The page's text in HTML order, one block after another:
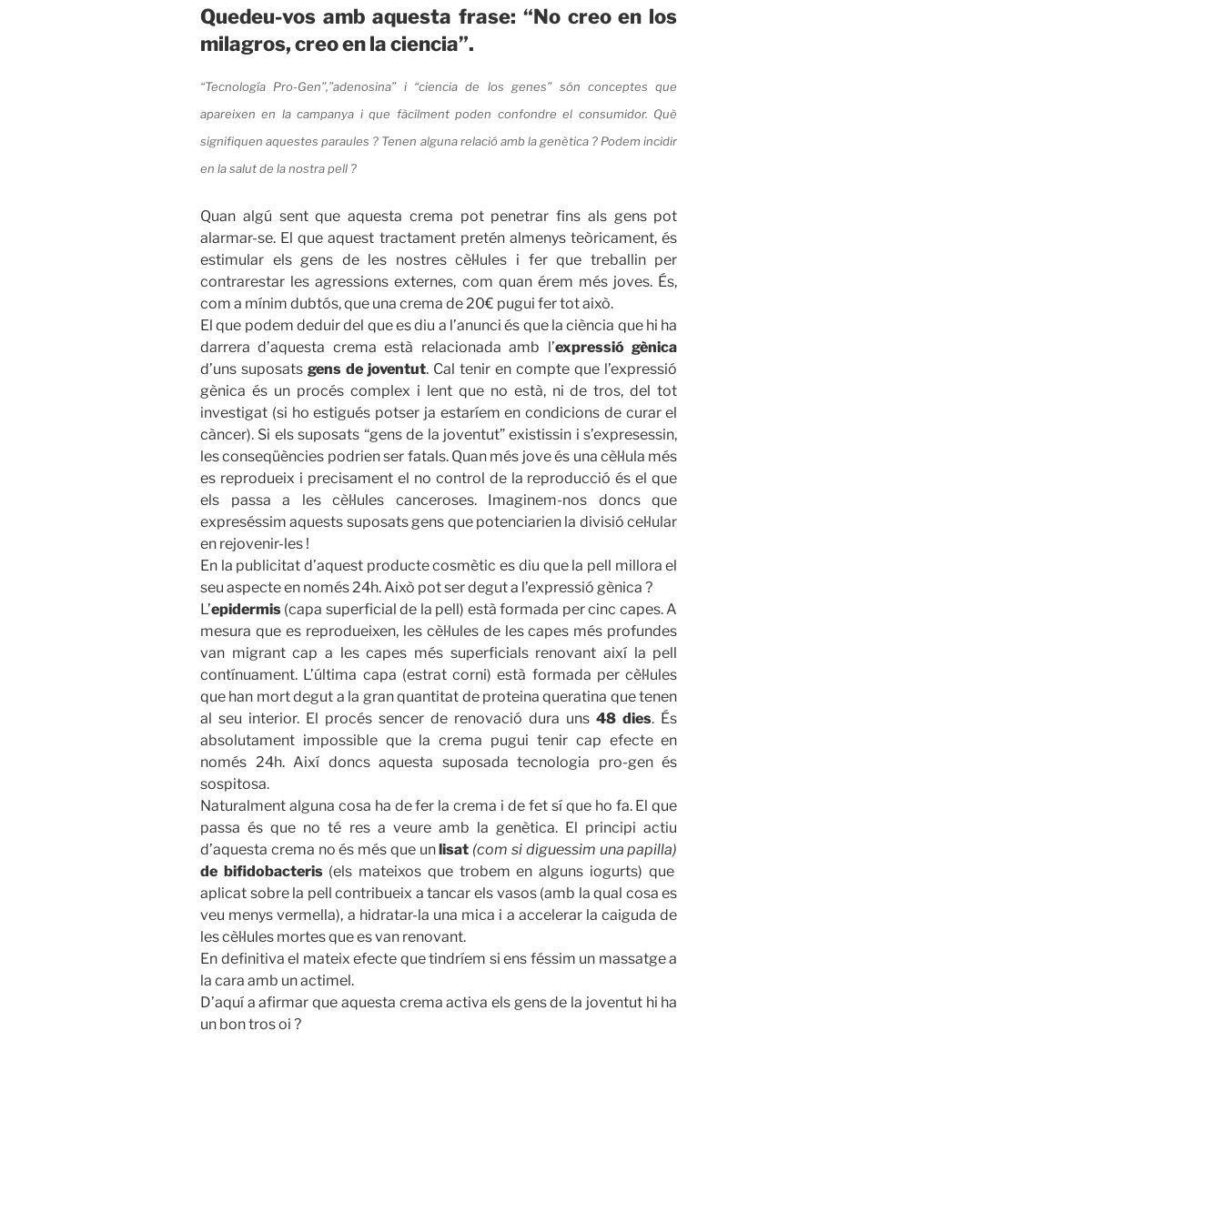
Quedeu-vos amb aquesta frase: “No creo en los
milagros, creo en la ciencia”.
“Tecnología Pro-Gen”,”adenosina” i “ciencia de los genes” són conceptes que
apareixen en la campanya i que fàcilment poden confondre el consumidor. Què
signifiquen aquestes paraules ? Tenen alguna relació amb la genètica ? Podem incidir
en la salut de la nostra pell ?
Quan algú sent que aquesta crema pot penetrar fins als gens pot
alarmar-se. El que aquest tractament pretén almenys teòricament, és
estimular els gens de les nostres cèl·lules i fer que treballin per
contrarestar les agressions externes, com quan érem més joves. És,
com a mínim dubtós, que una crema de 20€ pugui fer tot això.
El que podem deduir del que es diu a l’anunci és que la ciència que hi ha
darrera d’aquesta crema està relacionada amb l’expressió gènica
d’uns suposats gens de joventut. Cal tenir en compte que l’expressió
gènica és un procés complex i lent que no està, ni de tros, del tot
investigat (si ho estigués potser ja estaríem en condicions de curar el
càncer). Si els suposats “gens de la joventut” existissin i s’expresessin,
les conseqüències podrien ser fatals. Quan més jove és una cèl·lula més
es reprodueix i precisament el no control de la reproducció és el que
els passa a les cèl·lules canceroses. Imaginem-nos doncs que
expreséssim aquests suposats gens que potenciarien la divisió cel·lular
en rejovenir-les !
En la publicitat d’aquest producte cosmètic es diu que la pell millora el
seu aspecte en només 24h. Això pot ser degut a l’expressió gènica ?
L’epidermis (capa superficial de la pell) està formada per cinc capes. A
mesura que es reprodueixen, les cèl·lules de les capes més profundes
van migrant cap a les capes més superficials renovant així la pell
contínuament. L’última capa (estrat corni) està formada per cèl·lules
que han mort degut a la gran quantitat de proteina queratina que tenen
al seu interior. El procés sencer de renovació dura uns48 dies. És
absolutament impossible que la crema pugui tenir cap efecte en
només 24h. Així doncs aquesta suposada tecnologia pro-gen és
sospitosa.
Naturalment alguna cosa ha de fer la crema i de fet sí que ho fa. El que
passa és que no té res a veure amb la genètica. El principi actiu
d’aquesta crema no és més que un lisat (com si diguessim una papilla)
de bifidobacteris(els mateixos que trobem en alguns iogurts) que
aplicat sobre la pell contribueix a tancar els vasos (amb la qual cosa es
veu menys vermella), a hidratar-la una mica i a accelerar la caiguda de
les cèl·lules mortes que es van renovant.
En definitiva el mateix efecte que tindríem si ens féssim un massatge a
la cara amb un actimel.
D’aquí a afirmar que aquesta crema activa els gens de la joventut hi ha
un bon tros oi ?